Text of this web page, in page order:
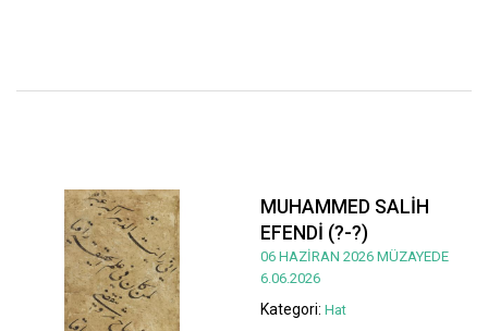
MUHAMMED SALİH
EFENDİ (?-?)
06 HAZİRAN 2026 MÜZAYEDE
6.06.2026
Kategori: Hat